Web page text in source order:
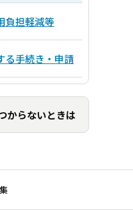
負担軽減等
る手続き・申請
からないときは